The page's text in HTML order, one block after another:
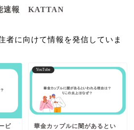
速報 KATTAN
者に向けて情報を発信していま
ビ
YouTube
華金カップルに闇があるとい